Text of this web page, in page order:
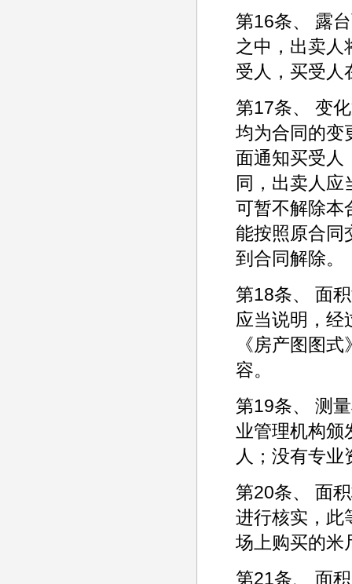
第16条、 露
之中，出卖人
受人，买受人
第17条、 变
均为合同的变
面通知买受人
同，出卖人应
可暂不解除本
能按照原合同
到合同解除。
第18条、 面
应当说明，经
《房产图图
容。
第19条、 测
业管理机构颁
人；没有专
第20条、 面
进行核实，此
场上购买的米
第21条、 面